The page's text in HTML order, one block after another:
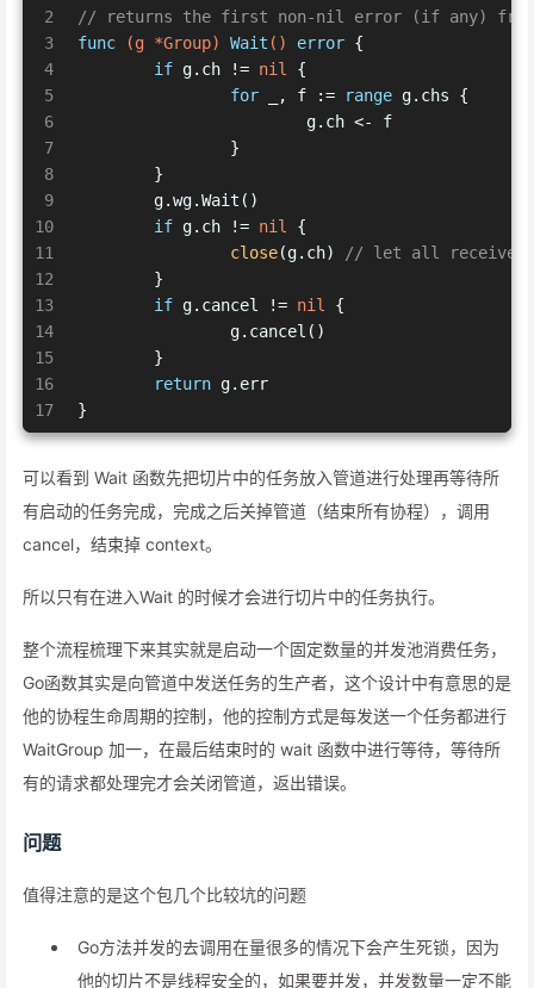
2
3
4
5
6
7
8
9
10
11
12
13
14
15
16
17
// returns the first non-nil error (if any) from
func
(g *Group) Wait () error {
if g.ch != nil
{
for _, f := range g.chs {
			g.ch <- f
		}
	}
	g.wg.Wait()
if g.ch != nil
{
close(g.ch)
// let all receiver
	}
if g.cancel != nil
{
		g.cancel()
	}
return g.err
}
可以看到 Wait 函数先把切片中的任务放入管道进行处理再等待所
有启动的任务完成，完成之后关掉管道（结束所有协程），调用
cancel，结束掉 context。
所以只有在进入Wait 的时候才会进行切片中的任务执行。
整个流程梳理下来其实就是启动一个固定数量的并发池消费任务，
Go函数其实是向管道中发送任务的生产者，这个设计中有意思的是
他的协程生命周期的控制，他的控制方式是每发送一个任务都进行
WaitGroup 加一，在最后结束时的 wait 函数中进行等待，等待所
有的请求都处理完才会关闭管道，返出错误。
问题
值得注意的是这个包几个比较坑的问题
Go方法并发的去调用在量很多的情况下会产生死锁，因为
他的切片不是线程安全的，如果要并发，并发数量一定不能